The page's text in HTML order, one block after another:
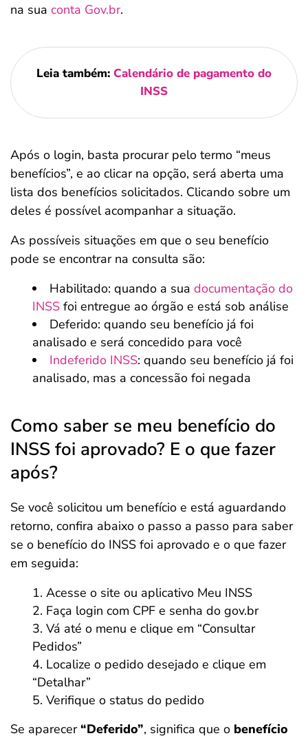
na sua conta Gov.br.
Leia também: Calendário de pagamento do
INSS
Após o login, basta procurar pelo termo “meus
benefícios”, e ao clicar na opção, será aberta uma
lista dos benefícios solicitados. Clicando sobre um
deles é possível acompanhar a situação.
As possíveis situações em que o seu benefício
pode se encontrar na consulta são:
Habilitado: quando a sua documentação do
INSS foi entregue ao órgão e está sob análise
Deferido: quando seu benefício já foi
analisado e será concedido para você
Indeferido INSS: quando seu benefício já foi
analisado, mas a concessão foi negada
Como saber se meu benefício do
INSS foi aprovado? E o que fazer
após?
Se você solicitou um benefício e está aguardando
retorno, confira abaixo o passo a passo para saber
se o benefício do INSS foi aprovado e o que fazer
em seguida:
Acesse o site ou aplicativo Meu INSS
Faça login com CPF e senha do gov.br
Vá até o menu e clique em “Consultar
Pedidos”
Localize o pedido desejado e clique em
“Detalhar”
Verifique o status do pedido
Se aparecer“Deferido”, significa que o benefício